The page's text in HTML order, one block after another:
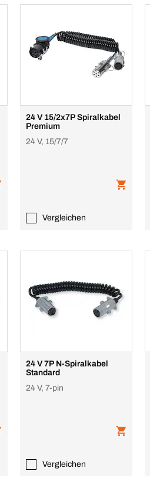
24 V 15/2x7P Spiralkabel
Premium
24 V, 15/7/7
Vergleichen
24 V 7P N-Spiralkabel
Standard
24 V, 7-pin
Vergleichen